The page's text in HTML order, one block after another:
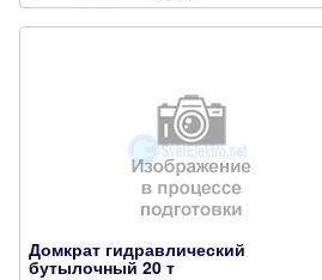
Домкрат гидравлический
бутылочный 20 т